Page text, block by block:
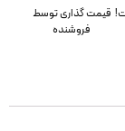
قیمت گذاری توسط
فروشنده